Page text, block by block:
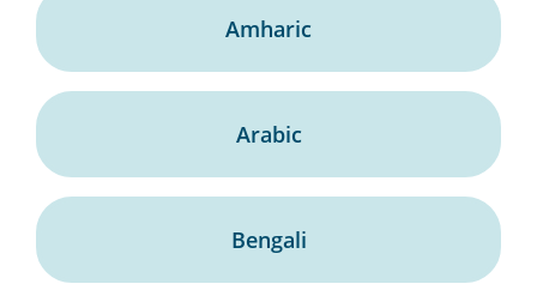
Amharic
Arabic
Bengali